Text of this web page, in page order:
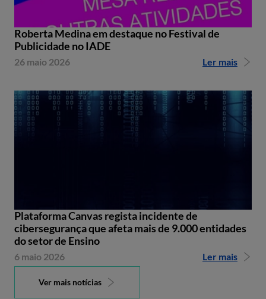
Roberta Medina em destaque no Festival de
Publicidade no IADE
26 maio 2026 Ler mais
Plataforma Canvas regista incidente de
cibersegurança que afeta mais de 9.000 entidades
do setor de Ensino
6 maio 2026 Ler mais
Ver mais notícias